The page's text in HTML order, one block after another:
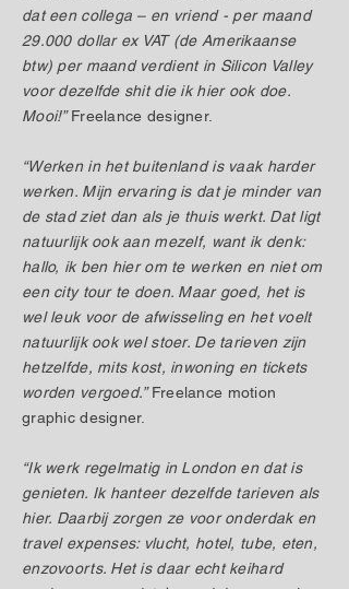
dat een collega – en vriend - per maand
29.000 dollar ex VAT (de Amerikaanse
btw) per maand verdient in Silicon Valley
voor dezelfde shit die ik hier ook doe.
Mooi!”Freelance designer.
“Werken in het buitenland is vaak harder
werken. Mijn ervaring is dat je minder van
de stad ziet dan als je thuis werkt. Dat ligt
natuurlijk ook aan mezelf, want ik denk:
hallo, ik ben hier om te werken en niet om
een city tour te doen. Maar goed, het is
wel leuk voor de afwisseling en het voelt
natuurlijk ook wel stoer. De tarieven zijn
hetzelfde, mits kost, inwoning en tickets
worden vergoed.”Freelance motion
graphic designer.
“Ik werk regelmatig in London en dat is
genieten. Ik hanteer dezelfde tarieven als
hier. Daarbij zorgen ze voor onderdak en
travel expenses: vlucht, hotel, tube, eten,
enzovoorts. Het is daar echt keihard